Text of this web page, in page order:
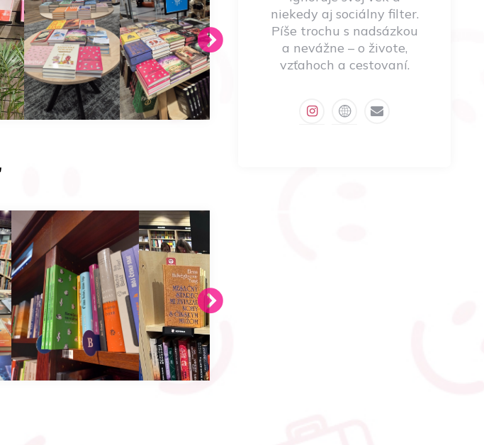
niekedy aj sociálny filter.
Píše trochu s nadsázkou
a nevážne – o živote,
vzťahoch a cestovaní.